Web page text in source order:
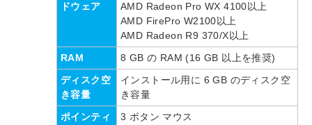
ドウェア
AMD Radeon Pro WX 4100以上
AMD FirePro W2100以上
AMD Radeon R9 370/X以上
RAM
8 GB の RAM (16 GB 以上を推奨)
ディスク空
き容量
インストール用に 6 GB のディスク空
き容量
ポインティ
3 ボタン マウス